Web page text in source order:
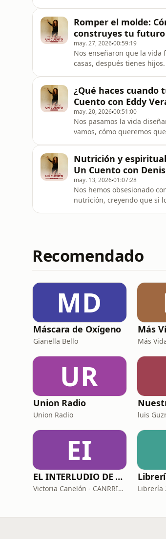
desinformación, culpa y
Romper el molde:
construyes tu futuro
may. 27, 202600:59:19
Nos enseñaron que la vida
casas, después tienes
plena carrera y abre un
¿Qué haces cuando
Cuento con Eddy
may. 20, 202600:51:00
Nos pasamos la vida
vamos, cómo queremos
haces cuando el plan q
Nutrición y
Un Cuento con
may. 13, 202601:07:28
Nos hemos obsesionado
nutrición, creyendo que si
Recomendado
MD
Máscara de Oxígeno
Gianella Bello
Más
Más
UR
Union Radio
Union Radio luis
EI
EL INTERLUDIO DE VICTORIA
Victoria Canelón - CANRRIET GROUP Librería